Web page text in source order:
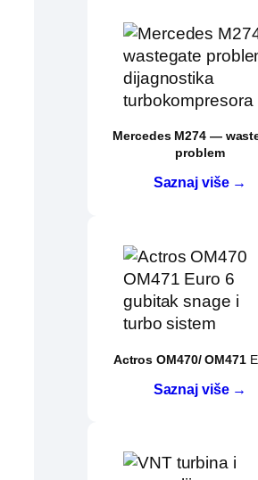
Mercedes M274 —
problem
Saznaj više →
Actros OM470/ OM471
Saznaj više →